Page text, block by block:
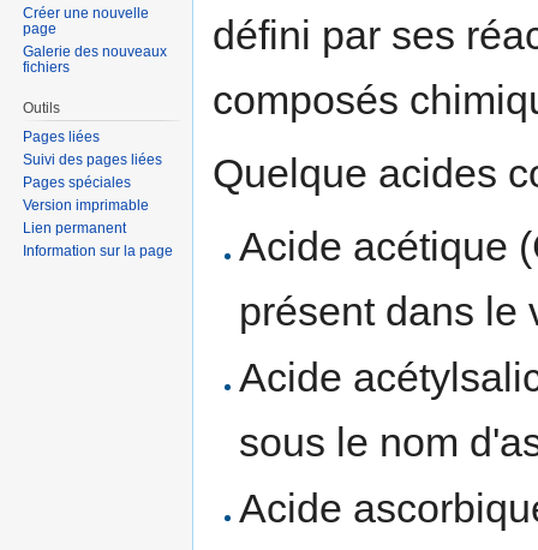
défini par ses
composés
Quelque acides
Acide acétique
présent dans le
Acide
sous le nom
Acide
Créer une nouvelle
page
Galerie des nouveaux
fichiers
Outils
Pages liées
Suivi des pages liées
Pages spéciales
Version imprimable
Lien permanent
Information sur la page